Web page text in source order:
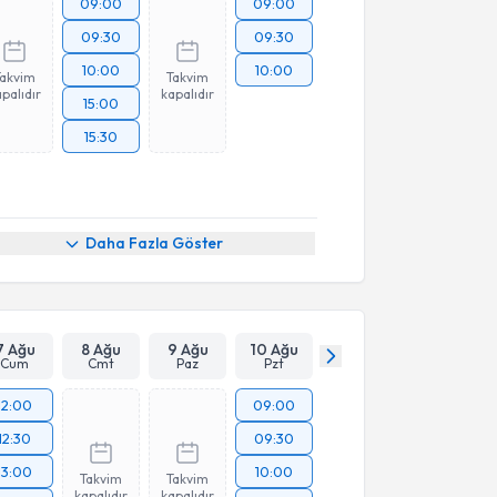
09:30
10:00
15:00
15:30
Takvim
kapalıdır
09:30
10:00
Daha Fazla Göster
Ağu
Cum
8 Ağu
Cmt
9 Ağu
Paz
10 Ağu
Pzt
Takvim
Takvim
09:00
09:30
10:00